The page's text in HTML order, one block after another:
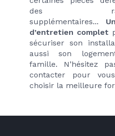
des
supplémentaires...
d’entretien complet
sécuriser son
aussi son
famille. N’hésitez
contacter pour
choisir la meilleure